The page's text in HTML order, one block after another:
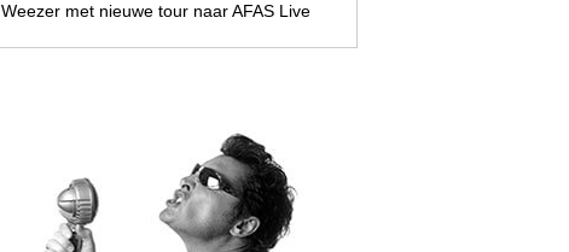
Weezer met nieuwe tour naar AFAS Live